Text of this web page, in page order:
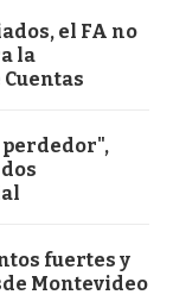
el FA no
la
fuertes y
Montevideo